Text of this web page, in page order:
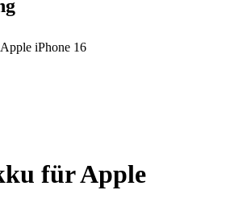
iPhone 16
für Apple